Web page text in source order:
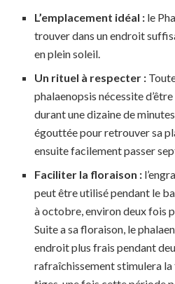
L’emplacement idéal : le
trouver dans un endroit
en plein soleil.
Un rituel à respecter :
phalaenopsis nécessite d’être
durant une dizaine de
égouttée pour retrouver sa
ensuite facilement passer
Faciliter la floraison :
peut être utilisé pendant le
à octobre, environ deux fois
Suite a sa floraison, le
endroit plus frais pendant
rafraîchissement stimulera